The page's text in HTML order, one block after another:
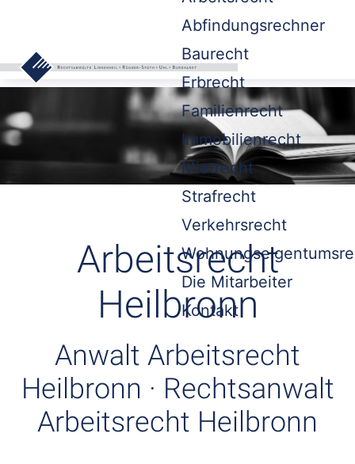
Abfindungsrechner
Baurecht
Erbrecht
Familienrecht
Immobilienrecht
Mietrecht
Strafrecht
Verkehrsrecht
Die Mitarbeiter
Kontakt
Arbeitsrecht
Heilbronn
Anwalt Arbeitsrecht
Heilbronn · Rechtsanwalt
Arbeitsrecht Heilbronn